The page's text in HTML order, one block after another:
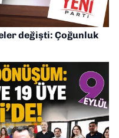
değişti: Çoğunluk